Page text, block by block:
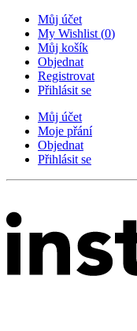
Můj účet
My Wishlist (0)
Můj košík
Objednat
Registrovat
Přihlásit se
Můj účet
Moje přání
Objednat
Přihlásit se